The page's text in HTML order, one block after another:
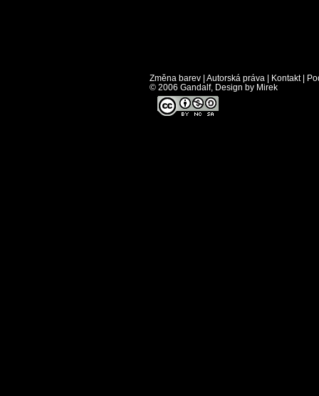
Změna barev Autorská práva Kontakt|
© 2006 Gandalf, Design by Mirek